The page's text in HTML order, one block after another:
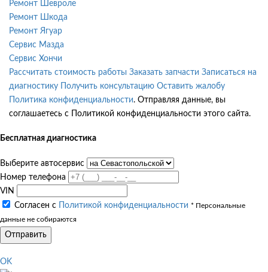
Ремонт Шевроле
Ремонт Шкода
Ремонт Ягуар
Сервис Мазда
Сервис Хончи
Рассчитать стоимость работы Заказать запчасти Записаться на
диагностику
Получить консультацию Оставить жалобу
Политика конфиденциальности. Отправляя данные, вы
соглашаетесь с Политикой конфиденциальности этого сайта.
Бесплатная диагностика
Выберите автосервис
Номер телефона
VIN
Согласен с
Политикой конфиденциальности * Персональные
данные не собираются
Отправить
OK